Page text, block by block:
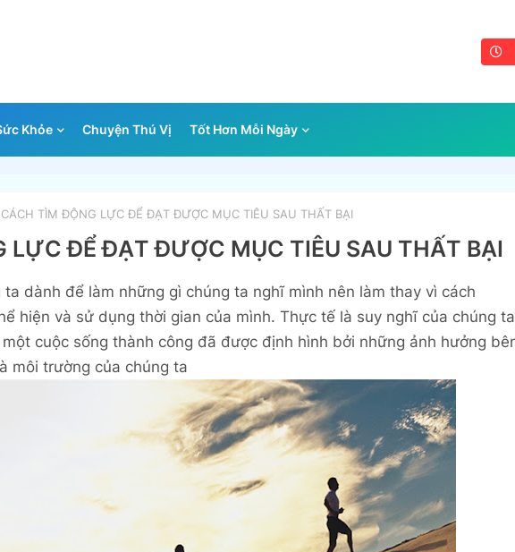
Khỏe Chuyện Thú Vị Tốt Hơn Mỗi Ngày
CÁCH TÌM ĐỘNG LỰC ĐỂ ĐẠT ĐƯỢC MỤC TIÊU SAU THẤT BẠI
LỰC ĐỂ ĐẠT ĐƯỢC MỤC TIÊU SAU THẤT BẠI
ta dành để làm những gì chúng ta nghĩ mình nên làm thay vì cách
hiện và sử dụng thời gian của mình. Thực tế là suy nghĩ của chúng ta
cuộc sống thành công đã được định hình bởi những ảnh hưởng
môi trường của chúng ta